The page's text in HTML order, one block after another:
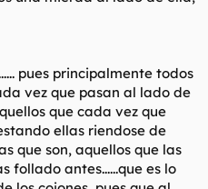
pues principalmente todos
vez que pasan al lado de
que cada vez que
ellas riendose de
que son, aquellos que las
follado antes......que es lo